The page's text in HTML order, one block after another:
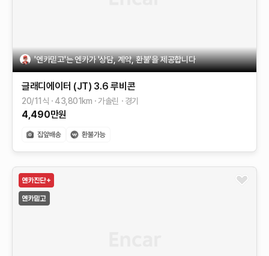
'엔카믿고'는 엔카가 '상담, 계약, 환불'을 제공합니다
글래디에이터 (JT) 3.6 루비콘
20/11식 43,801 km 가솔린 경기
4,490만원